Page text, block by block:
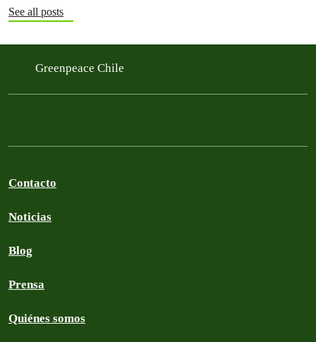
See all posts
Greenpeace Chile
Contacto
Noticias
Blog
Prensa
Quiénes somos